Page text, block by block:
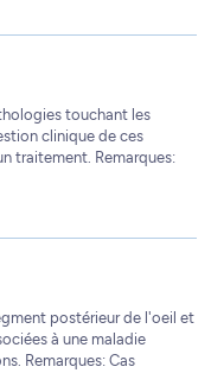
touchant les
clinique de ces
traitement. Remarques:
postérieur de l'oeil et
à une maladie
Remarques: Cas